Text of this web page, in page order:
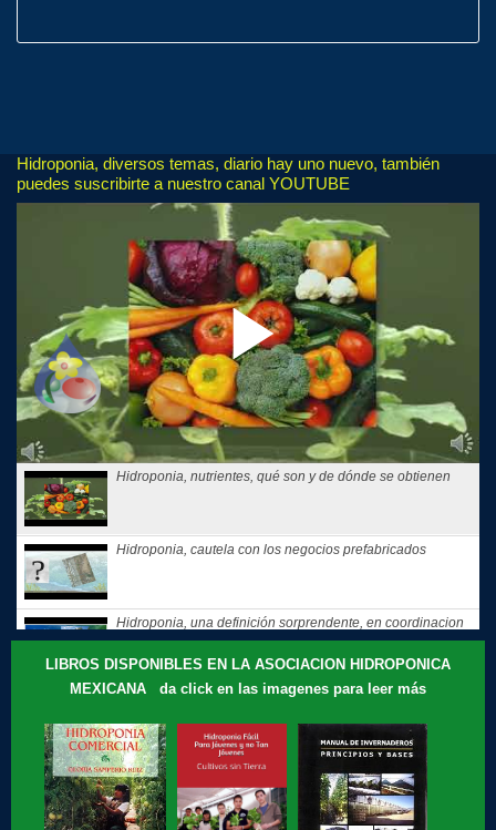
Hidroponia, diversos temas, diario hay uno nuevo, también
puedes suscribirte a nuestro canal YOUTUBE
Hidroponia, nutrientes, qué son y de dónde se obtienen
Hidroponia, cautela con los negocios prefabricados
Hidroponia, una definición sorprendente, en coordinacion
con la...
Hidroponia, tips, consejos y recomendaciones, El consejo
Te compartimos nuestros recuerdos: que motivó a Gloria
Samperio a...
LIBROS DISPONIBLES EN LA ASOCIACION HIDROPONICA
MEXICANA da click en las imagenes para leer más